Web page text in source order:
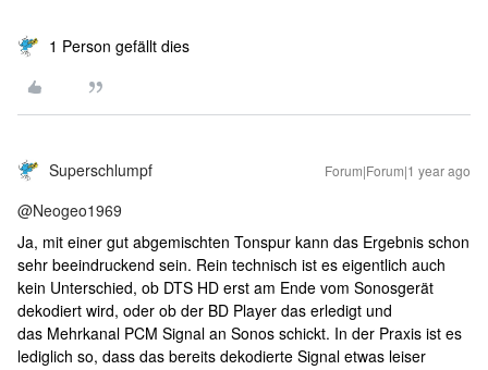
1 Person gefällt dies
Superschlumpf Forum|Forum|1 year ago
@Neogeo1969
Ja, mit einer gut abgemischten Tonspur kann das Ergebnis schon
sehr beeindruckend sein. Rein technisch ist es eigentlich auch
kein Unterschied, ob DTS HD erst am Ende vom Sonosgerät
dekodiert wird, oder ob der BD Player das erledigt und
das Mehrkanal PCM Signal an Sonos schickt. In der Praxis ist es
lediglich so, dass das bereits dekodierte Signal etwas leiser